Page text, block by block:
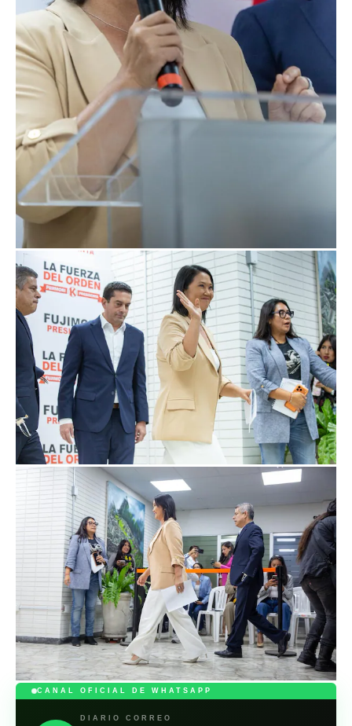
CANAL OFICIAL DE WHATSAPP
DIARIO CORREO